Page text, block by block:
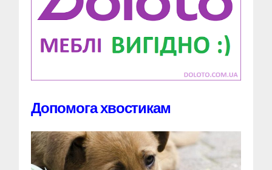
Допомога хвостикам